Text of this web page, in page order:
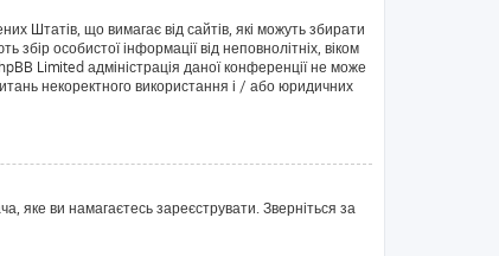
Штатів, що вимагає від сайтів, які можуть збирати
особистої інформації від неповнолітніх, віком
Limited адміністрація даної конференції не може
некоректного використання і / або юридичних
яке ви намагаєтесь зареєструвати. Зверніться за